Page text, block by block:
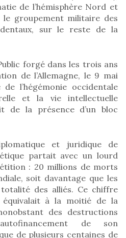
de l’hémisphère Nord et
le groupement militaire des
sur le reste de la
forgé dans les trois ans
de l’Allemagne, le 9 mai
l’hégémonie occidentale
et la vie intellectuelle
de la présence d’un bloc
et juridique de
partait avec un lourd
: 20 millions de morts
soit davantage que les
des alliés. Ce chiffre
à la moitié de la
des destructions
de son
de plusieurs centaines de